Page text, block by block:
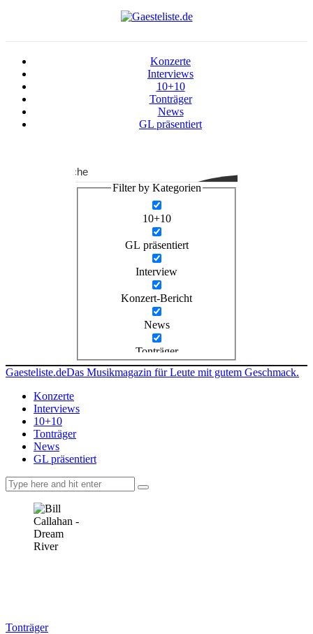
Konzerte
Interviews
10+10
Tonträger
News
GL präsentiert
Suche
Filter by Kategorien
10+10
GL präsentiert
Interview
Konzert-Bericht
News
Tonträger
Gaesteliste.deDas Musikmagazin für Leute mit gutem Geschmack.
Konzerte
Interviews
10+10
Tonträger
News
GL präsentiert
Tonträger